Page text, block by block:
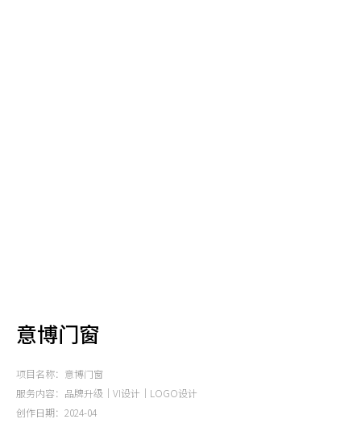
意博门窗
项目名称：意博门窗
服务内容：品牌升级｜VI设计｜LOGO设计
创作日期：2024-04